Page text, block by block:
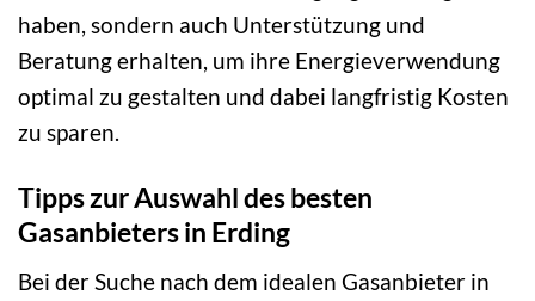
haben, sondern auch Unterstützung und
Beratung erhalten, um ihre Energieverwendung
optimal zu gestalten und dabei langfristig Kosten
zu sparen.
Tipps zur Auswahl des besten
Gasanbieters in Erding
Bei der Suche nach dem idealen Gasanbieter in